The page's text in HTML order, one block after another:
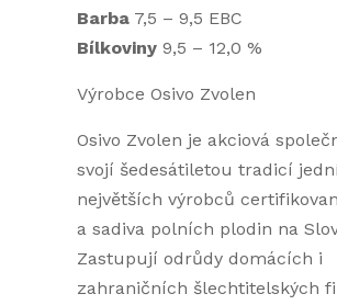
Barba 7,5 – 9,5 EBC
Bílkoviny 9,5 – 12,0 %
Výrobce Osivo Zvolen
Osivo Zvolen je akciová
svojí šedesátiletou tradicí
největších výrobců
a sadiva polních plodin na
Zastupují odrůdy domácích i
zahraničních šlechtitelských